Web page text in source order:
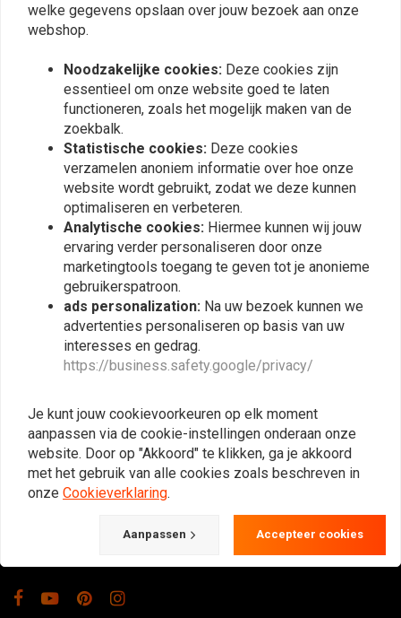
Op de hoogte blijven?
Abonneer
De Plek voor de Cafe Racers, Flat Tracker,
Natuurlijk ook groot in kleding & onderhoud!
Gotenburgweg 46a, 9723 TM Groningen (The Netherlands)
welke gegevens opslaan over jouw bezoek aan onze
webshop.
Noodzakelijke cookies: Deze cookies zijn
essentieel om onze website goed te laten
functioneren, zoals het mogelijk maken van de
zoekbalk.
Statistische cookies: Deze cookies
verzamelen anoniem informatie over hoe onze
website wordt gebruikt, zodat we deze kunnen
optimaliseren en verbeteren.
Analytische cookies: Hiermee kunnen wij jouw
ervaring verder personaliseren door onze
marketingtools toegang te geven tot je anonieme
gebruikerspatroon.
ads personalization: Na uw bezoek kunnen we
advertenties personaliseren op basis van uw
interesses en gedrag.
https://business.safety.google/privacy/
Je kunt jouw cookievoorkeuren op elk moment
aanpassen via de cookie-instellingen onderaan onze
website. Door op "Akkoord" te klikken, ga je akkoord
met het gebruik van alle cookies zoals beschreven in
onze Cookieverklaring.
Aanpassen Accepteer cookies